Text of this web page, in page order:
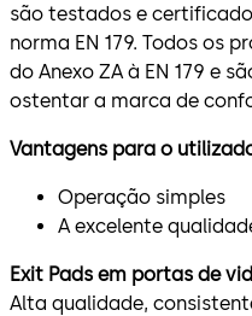
são testados e
norma EN 179. Todos os
do Anexo ZA à EN 179 e
ostentar a marca de
Vantagens para o
Operação simples
A excelente
Exit Pads em portas de
Alta qualidade,